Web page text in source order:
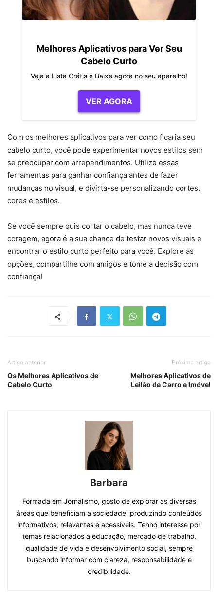
Melhores Aplicativos para Ver Seu
Cabelo Curto
Veja a Lista Grátis e Baixe agora no seu aparelho!
VER AGORA
Com os melhores aplicativos para ver como ficaria seu
cabelo curto, você pode experimentar novos estilos sem
se preocupar com arrependimentos. Utilize essas
ferramentas para ganhar confiança antes de fazer
mudanças no visual, e divirta-se personalizando cortes,
cores e estilos.
Se você sempre quis cortar o cabelo, mas nunca teve
coragem, agora é a sua chance de testar novos visuais e
encontrar o estilo curto perfeito para você. Explore as
opções, compartilhe com amigos e tome a decisão com
confiança!
Artigo anterior
Os Melhores Aplicativos de
Cabelo Curto
Próximo artigo
Melhores Aplicativos de
Leilão de Carro e Imóvel
Barbara
Formada em Jornalismo, gosto de explorar as diversas
áreas que beneficiam a sociedade, produzindo conteúdos
informativos, relevantes e acessíveis. Tenho interesse por
temas relacionados à educação, mercado de trabalho,
qualidade de vida e desenvolvimento social, sempre
buscando informar com clareza, responsabilidade e
credibilidade.